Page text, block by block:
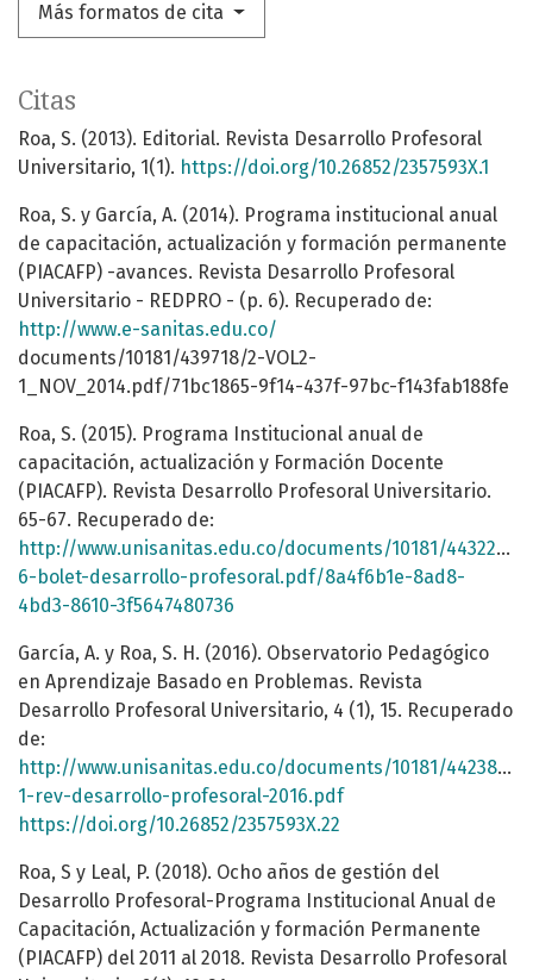
Más formatos de cita
Citas
Roa, S. (2013). Editorial. Revista Desarrollo Profesoral
Universitario, 1(1). https://doi.org/10.26852/2357593X.1
Roa, S. y García, A. (2014). Programa institucional anual
de capacitación, actualización y formación permanente
(PIACAFP) -avances. Revista Desarrollo Profesoral
Universitario - REDPRO - (p. 6). Recuperado de:
http://www.e-sanitas.edu.co/
documents/10181/439718/2-VOL2-
1_NOV_2014.pdf/71bc1865-9f14-437f-97bc-f143fab188fe
Roa, S. (2015). Programa Institucional anual de
capacitación, actualización y Formación Docente
(PIACAFP). Revista Desarrollo Profesoral Universitario.
65-67. Recuperado de:
http://www.unisanitas.edu.co/documents/10181/443226/
6-bolet-desarrollo-profesoral.pdf/8a4f6b1e-8ad8-
4bd3-8610-3f5647480736
García, A. y Roa, S. H. (2016). Observatorio Pedagógico
en Aprendizaje Basado en Problemas. Revista
Desarrollo Profesoral Universitario, 4 (1), 15. Recuperado
de:
http://www.unisanitas.edu.co/documents/10181/442387/
1-rev-desarrollo-profesoral-2016.pdf
https://doi.org/10.26852/2357593X.22
Roa, S y Leal, P. (2018). Ocho años de gestión del
Desarrollo Profesoral-Programa Institucional Anual de
Capacitación, Actualización y formación Permanente
(PIACAFP) del 2011 al 2018. Revista Desarrollo Profesoral